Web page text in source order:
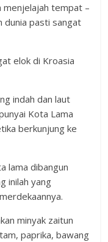
menjelajah tempat –
dunia pasti sangat
elok di Kroasia
indah dan laut
Kota Lama
berkunjung ke
lama dibangun
inilah yang
minyak zaitun
paprika, bawang